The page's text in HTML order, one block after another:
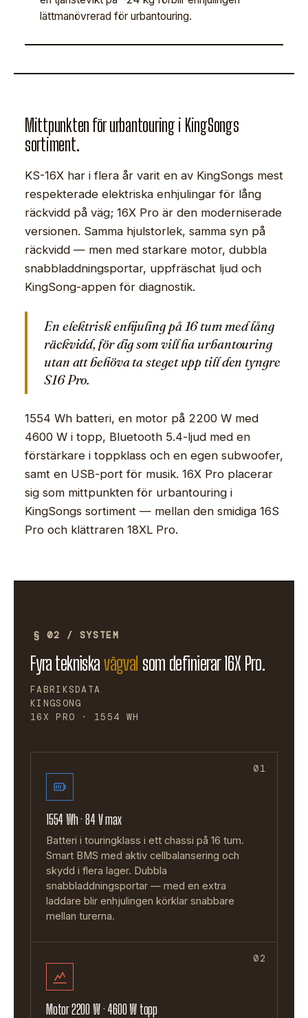
lättmanövrerad för urbantouring.
Mittpunkten för urbantouring i KingSongs
sortiment.
KS-16X har i flera år varit en av KingSongs mest
respekterade elektriska enhjulingar för lång
räckvidd på väg; 16X Pro är den moderniserade
versionen. Samma hjulstorlek, samma syn på
räckvidd — men med starkare motor, dubbla
snabbladdningsportar, uppfräschat ljud och
KingSong-appen för diagnostik.
En elektrisk enhjuling på 16 tum med lång
räckvidd, för dig som vill ha urbantouring
utan att behöva ta steget upp till den tyngre
S16 Pro.
1554 Wh batteri, en motor på 2200 W med
4600 W i topp, Bluetooth 5.4-ljud med en
förstärkare i toppklass och en egen subwoofer,
samt en USB-port för musik. 16X Pro placerar
sig som mittpunkten för urbantouring i
KingSongs sortiment — mellan den smidiga 16S
Pro och klättraren 18XL Pro.
§ 02 / SYSTEM
Fyra tekniskavägval som definierar 16X Pro.
FABRIKSDATA
KINGSONG
16X PRO · 1554 WH
01
1554 Wh · 84 V max
Batteri i touringklass i ett chassi på 16 tum.
Smart BMS med aktiv cellbalansering och
skydd i flera lager. Dubbla
snabbladdningsportar — med en extra
laddare blir enhjulingen körklar snabbare
mellan turerna.
02
Motor 2200 W · 4600 W topp